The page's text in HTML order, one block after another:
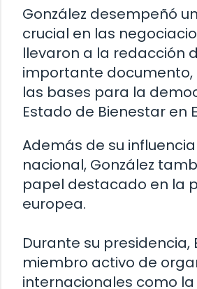
González desempeñó
crucial en las
llevaron a la redacción
importante documento,
las bases para la
Estado de Bienestar en
Además de su
nacional, González
papel destacado en la
europea.
Durante su presidencia,
miembro activo de
internacionales como la